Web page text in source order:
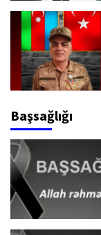
Başsağlığı